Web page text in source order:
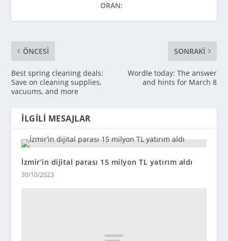
ORAN:
ÖNCESI
Best spring cleaning deals:
Save on cleaning supplies,
vacuums, and more
SONRAKI
Wordle today: The answer
and hints for March 8
İLGILI MESAJLAR
İzmir’in dijital parası 15 milyon TL yatırım aldı
30/10/2023